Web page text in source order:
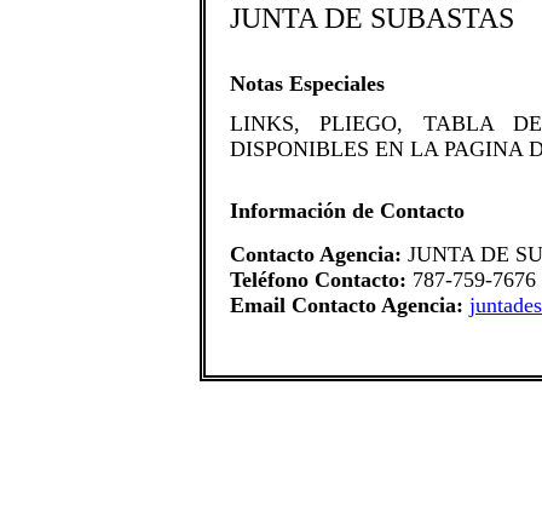
JUNTA DE SUBASTAS
Notas Especiales
​LINKS, PLIEGO, TABLA
DISPONIBLES EN LA PAGINA
Información de Contacto
Contacto Agencia: JUNTA DE
Teléfono Contacto: 787-759-7676
Email Contacto Agencia: